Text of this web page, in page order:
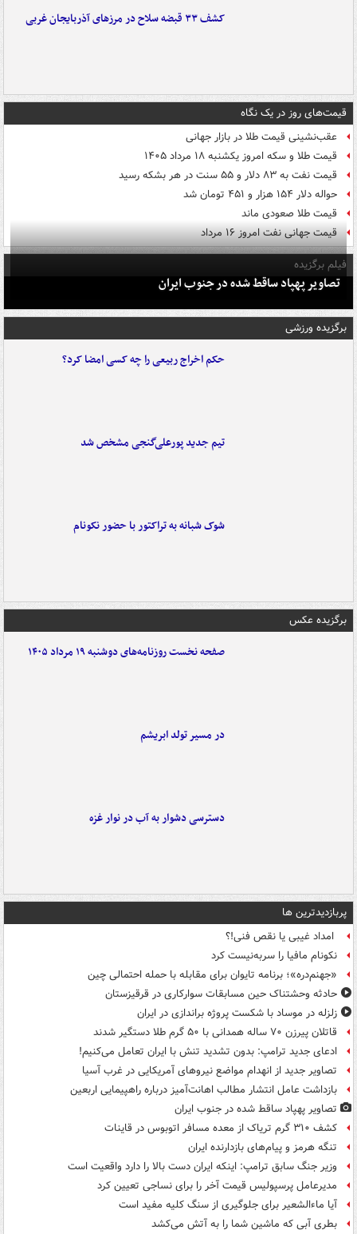
کشف ۳۳ قبضه سلاح در مرزهای آذربایجان غربی
قیمت‌های روز در یک نگاه
عقب‌نشینی قیمت طلا در بازار جهانی
قیمت طلا و سکه امروز یکشنبه ۱۸ مرداد ۱۴۰۵
قیمت نفت به ۸۳ دلار و ۵۵ سنت در هر بشکه رسید
حواله دلار ۱۵۴ هزار و ۴۵۱ تومان شد
قیمت طلا صعودی ماند
قیمت جهانی نفت امروز ۱۶ مرداد
فیلم برگزیده
تصاویر پهپاد ساقط شده در جنوب ایران
برگزیده ورزشی
حکم اخراج ربیعی را چه کسی امضا کرد؟
تیم جدید پورعلی‌گنجی مشخص شد
شوک شبانه به تراکتور با حضور نکونام
برگزیده عکس
صفحه نخست روزنامه‌های دوشنبه ۱۹ مرداد ۱۴۰۵
در مسیر تولد ابریشم
دسترسی دشوار به آب در نوار غزه
پربازدیدترین ها
امداد غیبی یا نقص فنی!؟
نکونام مافیا را سربه‌نیست کرد
«جهنم‌دره»؛ برنامه تایوان برای مقابله با حمله احتمالی چین
حادثه وحشتناک حین مسابقات سوارکاری در قرقیزستان
زلزله در موساد با شکست پروژه براندازی در ایران
قاتلان پیرزن ۷۰ ساله همدانی با ۵۰ گرم طلا دستگیر شدند
ادعای جدید ترامپ: بدون تشدید تنش با ایران تعامل می‌کنیم!
تصاویر جدید از انهدام مواضع نیروهای آمریکایی در غرب آسیا
بازداشت عامل انتشار مطالب اهانت‌آمیز درباره راهپیمایی اربعین
تصاویر پهپاد ساقط شده در جنوب ایران
کشف ۳۱۰ گرم تریاک از معده مسافر اتوبوس در قاینات
تنگه هرمز و پیام‌های بازدارنده ایران
وزیر جنگ سابق ترامپ: اینکه ایران دست بالا را دارد واقعیت است
مدیرعامل پرسپولیس قیمت آخر را برای نساجی تعیین کرد
آیا ماءالشعیر برای جلوگیری از سنگ کلیه مفید است
بطری آبی که ماشین شما را به آتش می‌کشد